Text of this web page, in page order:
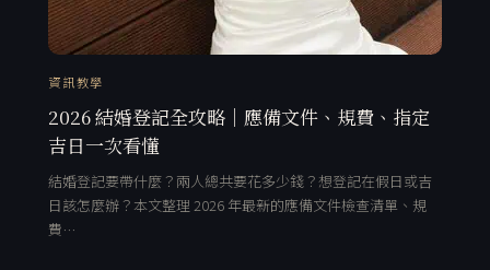
資訊教學
2026 結婚登記全攻略｜應備文件、規費、指定
吉日一次看懂
結婚登記要帶什麼？兩人總共要花多少錢？想登記在假日或吉
日該怎麼辦？本文整理 2026 年最新的應備文件檢查清單、規
費…